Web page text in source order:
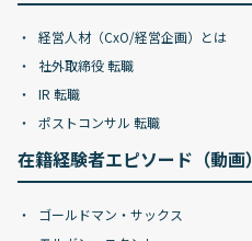
経営人材（CxO/経営企画）とは
社外取締役 転職
IR 転職
ポストコンサル 転職
在籍経験者エピソード（動画）
ゴールドマン・サックス